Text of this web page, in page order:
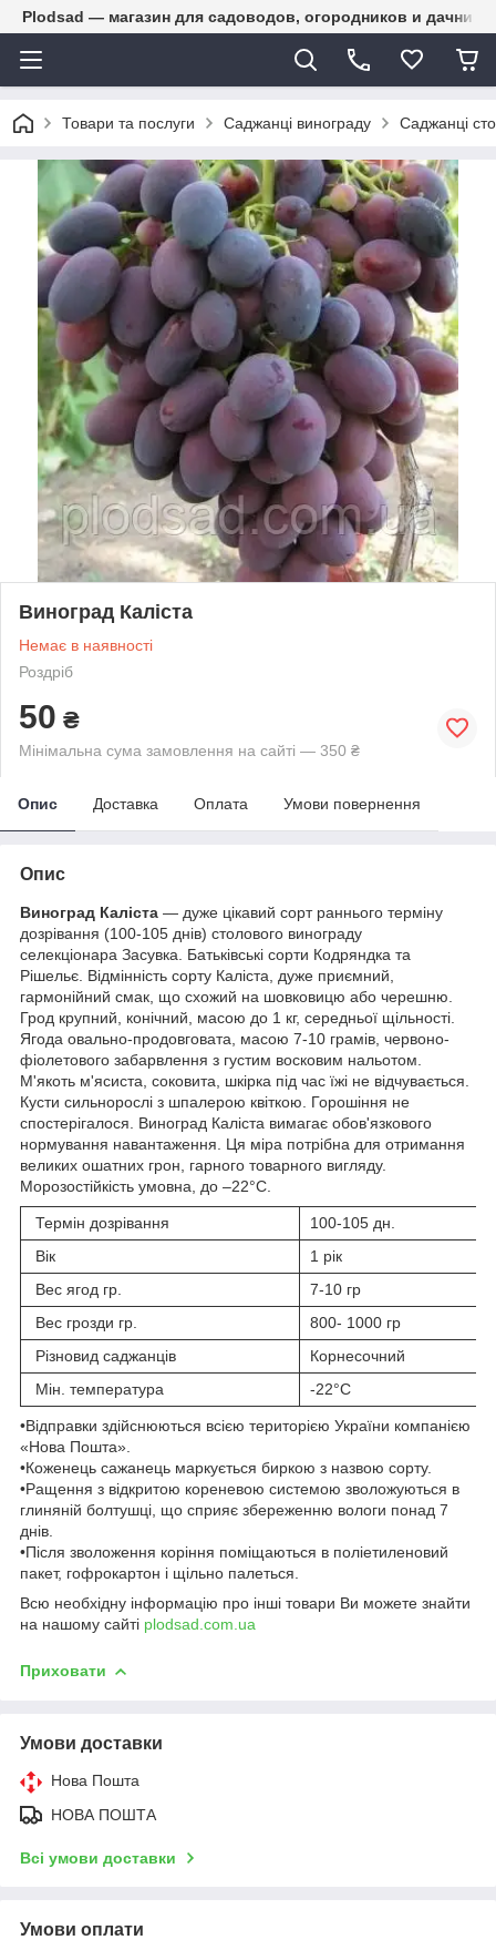
Plodsad — магазин для садоводов, огородников и
Товари та послуги Саджанці винограду Саджанці
Виноград Каліста
Немає в наявності
Роздріб
50 ₴
Мінімальна сума замовлення на сайті — 350 ₴
Опис Доставка Оплата Умови повернення
Опис
Виноград Каліста — дуже цікавий сорт раннього терміну
дозрівання (100-105 днів) столового винограду
селекціонара Засувка. Батьківські сорти Кодряндка та
Рішельє. Відмінність сорту Каліста, дуже приємний,
гармонійний смак, що схожий на шовковицю або черешню.
Грод крупний, конічний, масою до 1 кг, середньої щільності.
Ягода овально-продовговата, масою 7-10 грамів, червоно-
фіолетового забарвлення з густим восковим нальотом.
М'якоть м'ясиста, соковита, шкірка під час їжі не відчувається.
Кусти сильнорослі з шпалерою квіткою. Горошіння не
спостерігалося. Виноград Каліста вимагає обов'язкового
нормування навантаження. Ця міра потрібна для отримання
великих ошатних грон, гарного товарного вигляду.
Морозостійкість умовна, до –22°С.
Термін дозрівання
100-105 дн.
Вік
1 рік
Вес ягод гр.
7-10 гр
Вес грозди гр.
800- 1000 гр
Різновид саджанців
Корнесочний
Мін. температура
-22°C
•Відправки здійснюються всією територією України компанією
«Нова Пошта».
•Коженець сажанець маркується биркою з назвою сорту.
•Ращення з відкритою кореневою системою зволожуються в
глиняній болтушці, що сприяє збереженню вологи понад 7
днів.
•Після зволоження коріння поміщаються в поліетиленовий
пакет, гофрокартон і щільно палеться.
Всю необхідну інформацію про інші товари Ви можете знайти
на нашому сайті plodsad.com.ua
Приховати
Умови доставки
Нова Пошта
НОВА ПОШТА
Всі умови доставки
Умови оплати